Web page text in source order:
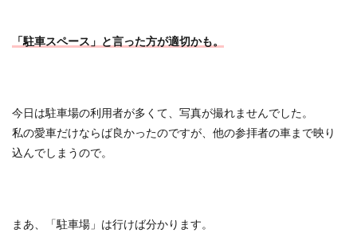
「駐車スペース」と言った方が適切かも。
今日は駐車場の利用者が多くて、写真が撮れませんでした。
私の愛車だけならば良かったのですが、他の参拝者の車まで映り
込んでしまうので。
まあ、「駐車場」は行けば分かります。